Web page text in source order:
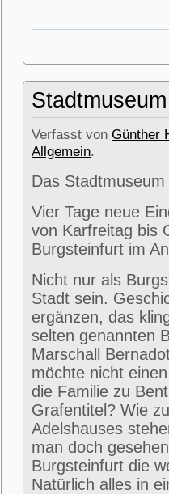
Verfasst von Günther
Allgemein.
Das
Vier Tage neue
von Karfreitag bis
Burgsteinfurt im
Nicht nur als
Stadt sein.
ergänzen, das
selten genannten
Marschall
möchte nicht
die Familie zu
Grafentitel? Wie
Adelshauses
man doch
Burgsteinfurt die
Natürlich alles in